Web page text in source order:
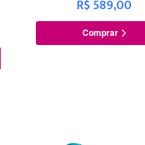
R$ 589,00
Comprar